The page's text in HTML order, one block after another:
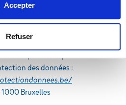
Accepter
Refuser
le traitement des données
une plainte auprès de
des données :
1000 Bruxelles